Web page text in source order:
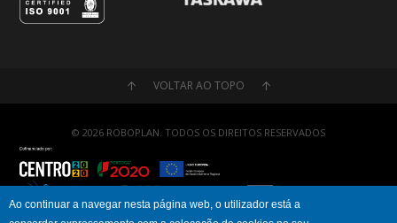
Ao continuar a navegar nesta página web, o utilizador está a
VOLTAR AO TOPO
© 2026 ROBOPLAN. TODOS OS DIREITOS RESERVADOS